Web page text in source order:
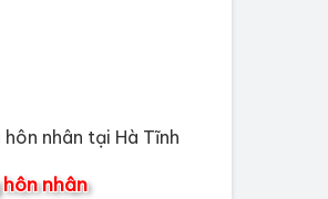
nhân tại Hà Tĩnh
nhân